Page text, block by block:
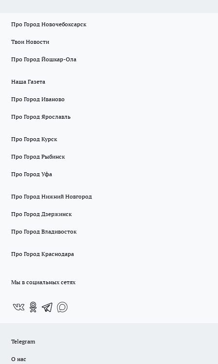
Про Город Новочебоксарск
Твои Новости
Про Город Йошкар-Ола
Наша Газета
Про Город Иваново
Про Город Ярославль
Про Город Курск
Про Город Рыбинск
Про Город Уфа
Про Город Нижний Новгород
Про Город Дзержинск
Про Город Владивосток
Про Город Краснодара
Мы в социальных сетях
Telegram
О нас